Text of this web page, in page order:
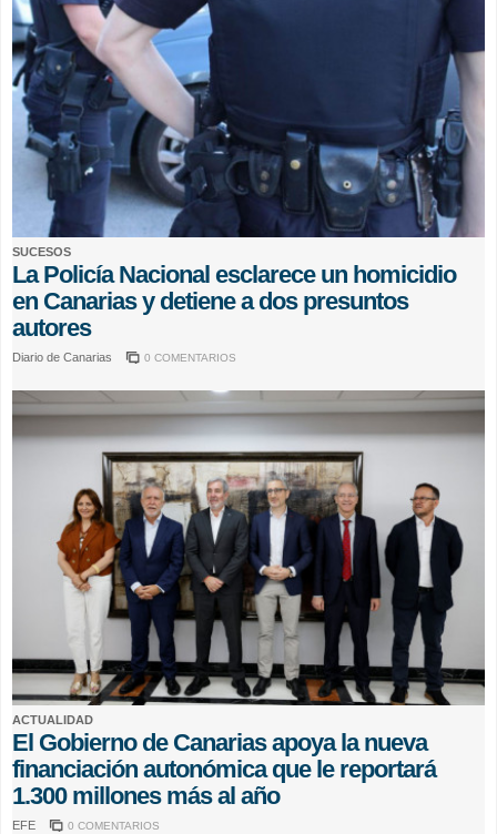
SUCESOS
La Policía Nacional esclarece un homicidio
en Canarias y detiene a dos presuntos
autores
Diario de Canarias 0 COMENTARIOS
ACTUALIDAD
El Gobierno de Canarias apoya la nueva
financiación autonómica que le reportará
1.300 millones más al año
EFE 0 COMENTARIOS